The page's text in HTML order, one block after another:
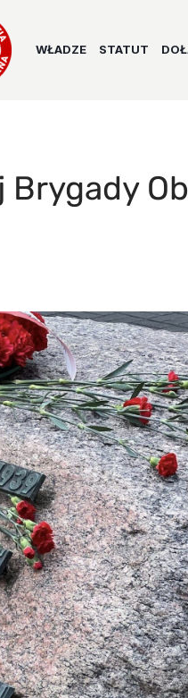
WŁADZE STATUT
Brygady